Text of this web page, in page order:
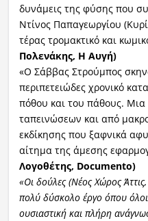
δυνάμεις της φύσης που
Ντίνος Παπαγεωργίου
τέρας τρομακτικό και
Πολενάκης, Η Αυγή)
«Ο Σάββας Στρούμπος
περιπετειώδες χρονικό
πόθου και του πάθους. Μια
ταπεινώσεων και από
εκδίκησης που ξαφνικά
αίτημα της άμεσης
Λογοθέτης, Documento)
«Οι δούλες (Νέος Χώρος
πολύ δύσκολο έργο όπου
ουσιαστική και πλήρη